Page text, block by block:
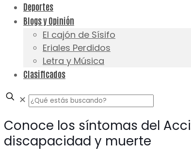
Deportes
Blogs y Opinión
El cajón de Sísifo
Eriales Perdidos
Letra y Música
Clasificados
✕
Conoce los síntomas del
discapacidad y muerte